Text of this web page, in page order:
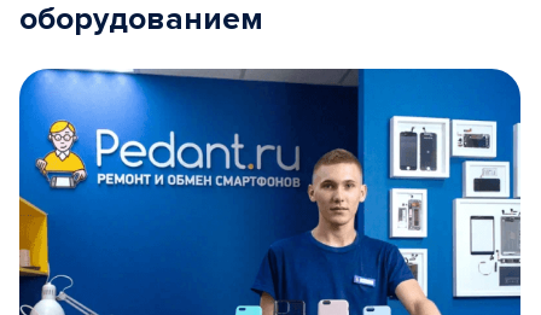
оборудованием